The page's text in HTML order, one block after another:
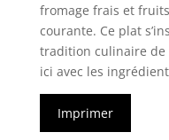
fromage frais et
courante. Ce plat
tradition culinaire de
ici avec les
Imprimer